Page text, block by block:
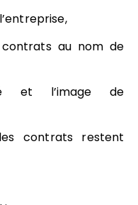
au nom de
et l’image de
contrats restent